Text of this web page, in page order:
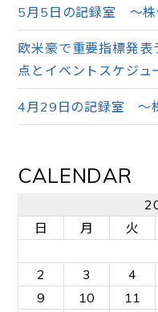
5月5日の記録室 ～株
欧米豪で重要指標発
点とイベントスケジュ
4月29日の記録室 ～
CALENDAR
日
月 火
2
3 4
9
10 11